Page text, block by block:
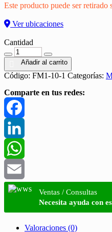
Este producto puede ser
Ver ubicaciones
Cantidad
Añadir al carrito
Código: FM1-10-1 Categorías:
Comparte en tus redes:
Facebook
LinkedIn
WhatsApp
Email
Ventas / Consultas
Necesita ayuda con
Valoraciones (0)